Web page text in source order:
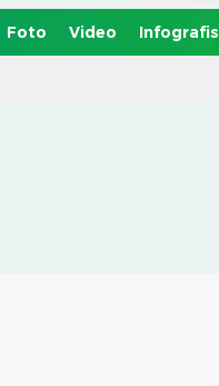
Foto Video Infografis